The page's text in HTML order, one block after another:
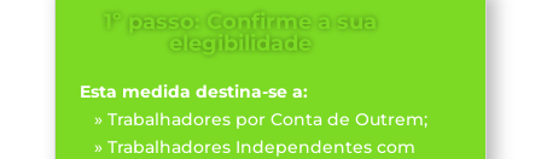
1º passo: Confirme a sua
elegibilidade
Esta medida destina-se a:
» Trabalhadores por Conta de Outrem;
» Trabalhadores Independentes com